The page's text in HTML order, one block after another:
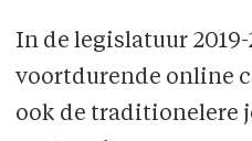
In de legislatuur 2019-
voortdurende online
ook de traditionelere